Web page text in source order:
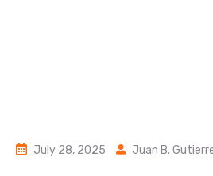
July 28, 2025 Juan B.